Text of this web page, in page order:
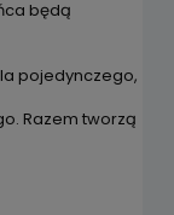
będą
pojedynczego,
Razem tworzą